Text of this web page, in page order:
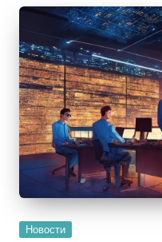
Опубликовано
Новости